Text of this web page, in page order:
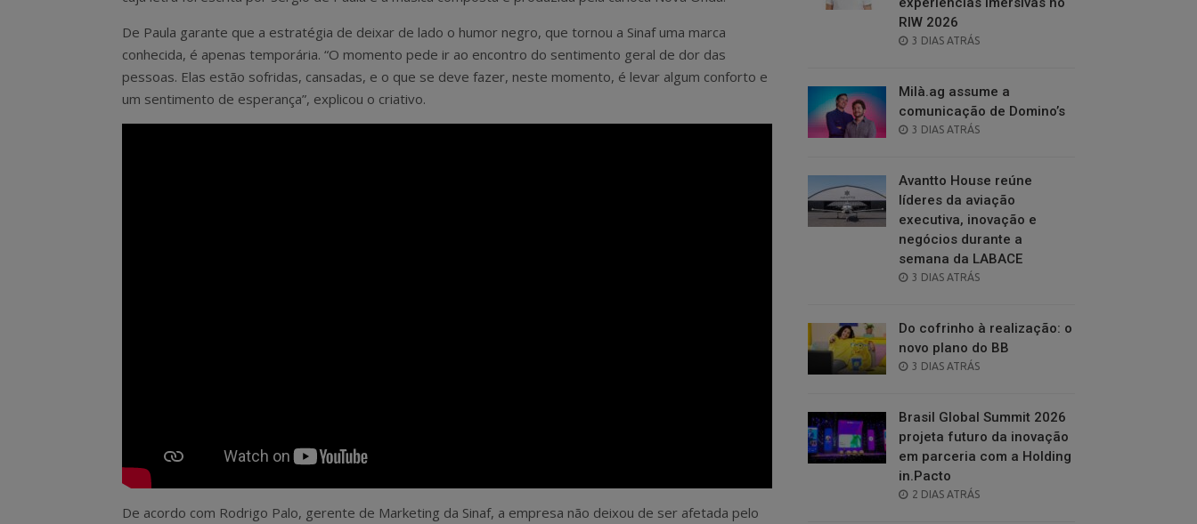
De Paula garante que a estratégia de deixar de lado o humor negro, que tornou a Sinaf uma marca
conhecida, é apenas temporária. “O momento pede ir ao encontro do sentimento geral de dor das
pessoas. Elas estão sofridas, cansadas, e o que se deve fazer, neste momento, é levar algum conforto e
um sentimento de esperança”, explicou o criativo.
De acordo com Rodrigo Palo, gerente de Marketing da Sinaf, a empresa não deixou de ser afetada pelo
RIW 2026
POSTED
3 DIAS ATRÁS
Milà.ag assume a
comunicação de Domino’s
POSTED
3 DIAS ATRÁS
Avantto House reúne
líderes da aviação
executiva, inovação e
negócios durante a
semana da LABACE
POSTED
3 DIAS ATRÁS
Do cofrinho à realização: o
novo plano do BB
POSTED
3 DIAS ATRÁS
Brasil Global Summit 2026
projeta futuro da inovação
em parceria com a Holding
in.Pacto
POSTED
2 DIAS ATRÁS